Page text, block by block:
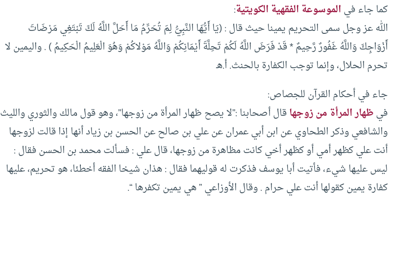
كما جاء فيالموسوعة الفقهية الكويتية:
الله عز وجل سمى التحريم يمينا حيث قال : (يَا أَيُّهَا النَّبِيُّ لِمَ تُحَرِّمُ مَا أَحَلَّ اللَّهُ لَكَ تَبْتَغِي مَرْضَاتَ
أَزْوَاجِكَ وَاللَّهُ غَفُورٌ رَّحِيمٌ * قَدْ فَرَضَ اللَّهُ لَكُمْ تَحِلَّةَ أَيْمَانِكُمْ وَاللَّهُ مَوْلاكُمْ وَهُوَ الْعَلِيمُ الْحَكِيمُ ) . واليمين لا
تحرم الحلال، وإنما توجب الكفارة بالحنث. أ.هـ
جاء في أحكام القرآن للجصاص:
فيظهار المرأة من زوجهاقال أصحابنا :”لا يصح ظهار المرأة من زوجها”، وهو قول مالك والثوري والليث
والشافعي وذكر الطحاوي عن ابن أبي عمران عن علي بن صالح عن الحسن بن زياد أنها إذا قالت لزوجها
أنت علي كظهر أمي أو كظهر أخي كانت مظاهرة من زوجها، قال علي : فسألت محمد بن الحسن فقال :
ليس عليها شيء، فأتيت أبا يوسف فذكرت له قوليهما فقال : هذان شيخا الفقه أخطئا، هو تحريم، عليها
كفارة يمين كقولها أنت علي حرام . وقال الأوزاعي ” هي يمين تكفرها “.